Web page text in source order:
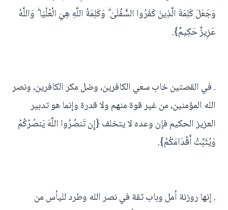
وَجَعَلَ كَلِمَةَ الَّذِينَ كَفَرُوا السُّفْلَىٰ ۗ وَكَلِمَةُ اللَّهِ هِيَ الْعُلْيَا ۗ وَاللَّهُ
عَزِيزٌ حَكِيمٌ}.
. في القصتين خاب سعي الكافرين، وضل مكر الكافرين، ونصر
الله المؤمنين، من غير قوة منهم ولا قدرة وإنما هو تدبير
العزيز الحكيم فإن وعده لا يتخلف {إِن تَنصُرُوا اللَّهَ يَنصُرْكُمْ
وَيُثَبِّتْ أَقْدَامَكُمْ}.
. إنها روزنة أمل وباب ثقة في نصر الله وطرد لليأس من